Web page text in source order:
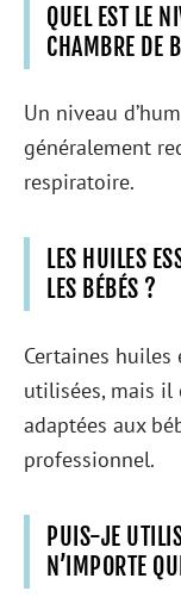
QUEL EST LE
CHAMBRE DE
Un niveau
généralement
respiratoire.
LES HUILES
LES BÉBÉS ?
Certaines huiles
utilisées, mais il
adaptées aux
professionnel.
PUIS-JE
N’IMPORTE